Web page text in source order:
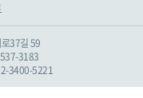
37길 59
3183
3400-5221